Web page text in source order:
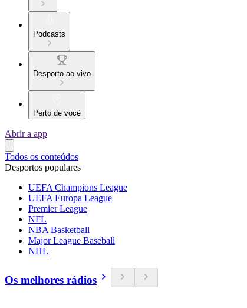
Podcasts
Desporto ao vivo
Perto de você
Abrir a app
Todos os conteúdos
Desportos populares
UEFA Champions League
UEFA Europa League
Premier League
NFL
NBA Basketball
Major League Baseball
NHL
Os melhores rádios